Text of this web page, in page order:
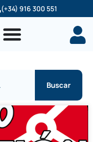
(+34) 916 300 551
Buscar